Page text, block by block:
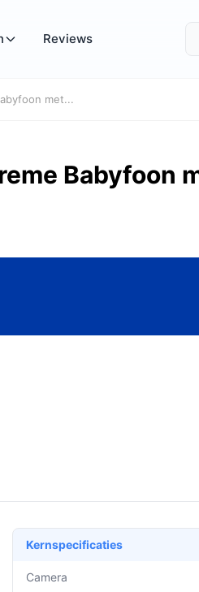
Reviews
met...
Babyfoon
Kernspecificaties
Camera